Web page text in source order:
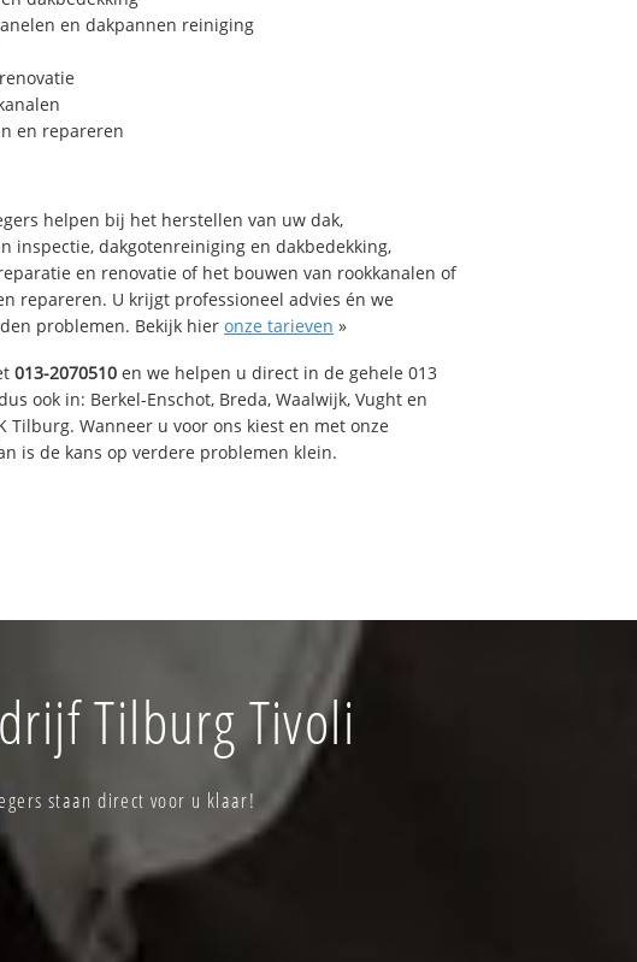
en dakpannen reiniging
en repareren
helpen bij het herstellen van uw dak,
inspectie, dakgotenreiniging en dakbedekking,
en renovatie of het bouwen van rookkanalen of
repareren. U krijgt professioneel advies én we
problemen. Bekijk hier onze tarieven »
013-2070510 en we helpen u direct in de gehele 013
ook in: Berkel-Enschot, Breda, Waalwijk, Vught en
Tilburg. Wanneer u voor ons kiest en met onze
is de kans op verdere problemen klein.
Tilburg Tivoli
staan direct voor u klaar!